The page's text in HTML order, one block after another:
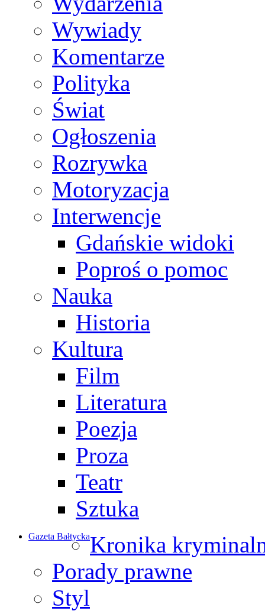
Wywiady
Komentarze
Polityka
Świat
Ogłoszenia
Rozrywka
Motoryzacja
Interwencje
Gdańskie widoki
Poproś o pomoc
Nauka
Historia
Kultura
Film
Literatura
Poezja
Proza
Teatr
Sztuka
Gazeta BałtyckaKronika
Porady prawne
Styl